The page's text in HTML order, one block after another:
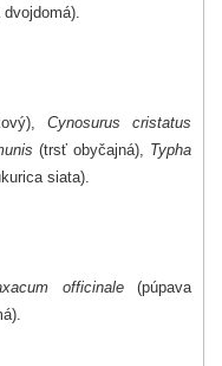
Cynosurus cristatus
(trsť obyčajná), Typha
siata).
officinale
(púpava